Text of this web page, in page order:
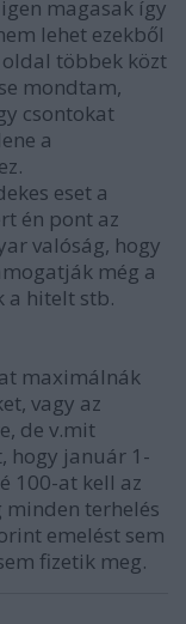
magasak így
lehet ezekből
többek közt
mondtam,
csontokat
a
eset a
én pont az
valóság, hogy
még a
a hitelt stb.
maximálnák
vagy az
de v.mit
hogy január 1-
100-at kell az
minden terhelés
emelést sem
fizetik meg.